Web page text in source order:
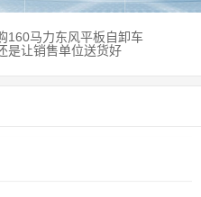
160马力东风平板自卸车
是让销售单位送货好